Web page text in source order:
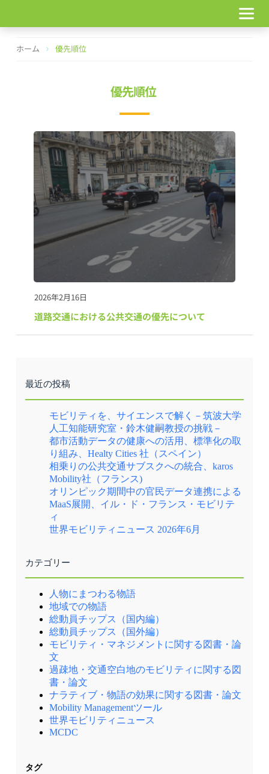
テ
ホーム 優先順位
優先順位
2026年2月16日
道路交通における公共交通の優先について
最近の投稿
モビリティを、サイエンスで解く－筑波大学
人工知能研究室・鈴木健嗣教授の挑戦－
都市活動データの健康への活用、標準化の取
り組み、Healty Cities 社（スペイン）
相乗りの公共交通サブスクへの統合、karos
Mobility社（フランス)
オリンピック期間中の官民データ連携による
MaaS展開、イル・ド・フランス・モビリテ
ィ
世界モビリティニュース 2026年6月
カテゴリー
人物にまつわる物語
地域での物語
総動員チップス（国内編）
総動員チップス（国外編）
モビリティ・マネジメントに関する図書・論
文
過疎地・交通空白地のモビリティに関する図
書・論文
ナラティブ・物語の効果に関する図書・論文
Mobility Managementツール
世界モビリティニュース
MCDC
タグ